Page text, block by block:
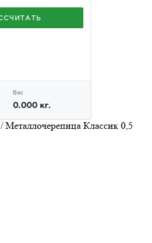
/ Металлочерепица Классик 0,5